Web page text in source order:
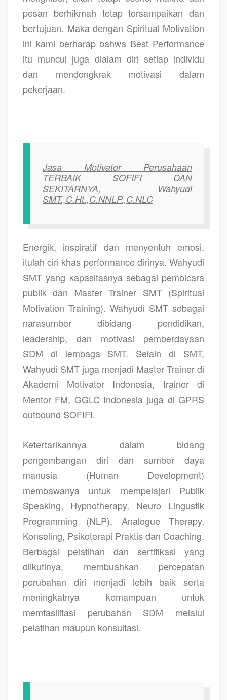
pesan berhikmah tetap tersampaikan dan
bertujuan. Maka dengan Spiritual Motivation
ini kami berharap bahwa Best Performance
itu muncul juga dialam diri setiap individu
dan mendongkrak motivasi dalam
pekerjaan.
Jasa Motivator Perusahaan
TERBAIK SOFIFI DAN
SEKITARNYA, Wahyudi
SMT.,C.Ht.,C.NNLP.,C.NLC
Energik, inspiratif dan menyentuh emosi,
itulah ciri khas performance dirinya. Wahyudi
SMT yang kapasitasnya sebagai pembicara
publik dan Master Trainer SMT (Spiritual
Motivation Training). Wahyudi SMT sebagai
narasumber dibidang pendidikan,
leadership, dan motivasi pemberdayaan
SDM di lembaga SMT. Selain di SMT,
Wahyudi SMT juga menjadi Master Trainer di
Akademi Motivator Indonesia, trainer di
Mentor FM, GGLC Indonesia juga di GPRS
outbound SOFIFI.
Ketertarikannya dalam bidang
pengembangan diri dan sumber daya
manusia (Human Development)
membawanya untuk mempelajari Publik
Speaking, Hypnotherapy, Neuro Lingustik
Programming (NLP), Analogue Therapy,
Konseling, Psikoterapi Praktis dan Coaching.
Berbagai pelatihan dan sertifikasi yang
diikutinya, membuahkan percepatan
perubahan diri menjadi lebih baik serta
meningkatnya kemampuan untuk
memfasilitasi perubahan SDM melalui
pelatihan maupun konsultasi.